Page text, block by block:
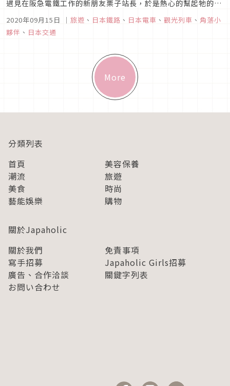
遇見在阪急電鐵工作的新朋友栗子站長，於是熱心的幫起牠的
2020年9月1日～2021年3月31日期間都可以看見超可愛的阪急
電鐵「角落小夥伴號」在關西運行的身影，沿線還有許多小活
2020年09月15日 ｜ 旅遊 、 日本鐵路 、 日本電車 、 觀光列車 、 角落小
夥伴 、 日本交通
More
分類列表
首頁
美容保養
潮流
旅遊
美食
時尚
藝能娛樂
購物
關於Japaholic
關於我們
免責事項
寫手招募
Japaholic Girls招募
廣告、合作洽談
關鍵字列表
お問い合わせ